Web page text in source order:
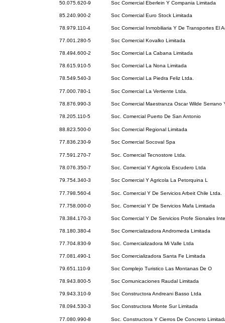
50.075.620-9 Soc Comercial Eberlein Y Compania Limitada
85.240.900-2 Soc Comercial Euro Stock Limitada
78.979.110-4 Soc Comercial Inmobiliaria Y De Transportes El
77.001.280-5 Soc Comercial Kovalko Limitada
78.494.600-2 Soc Comercial La Cabana Limitada
78.615.910-5 Soc Comercial La Nona Limitada
78.549.540-3 Soc Comercial La Piedra Feliz Ltda.
77.000.780-1 Soc Comercial La Vertiente Ltda.
78.876.990-3 Soc Comercial Maestranza Oscar Wilde Serrano
78.205.110-5 Soc. Comercial Puerto De San Antonio
88.823.500-0 Soc Comercial Regional Limitada
77.836.230-9 Soc Comercial Socoval Spa
77.591.270-7 Soc. Comercial Tecnostore Ltda.
78.076.350-7 Soc. Comercial Y Agricola Escudero Ltda
79.754.340-3 Soc Comercial Y Agricola La Petorquina L
77.798.560-4 Soc. Comercial Y De Servicios Arbeit Chile Ltda.
77.758.000-0 Soc. Comercial Y De Servicios Mafa Limitada
78.384.170-3 Soc Comercial Y De Servicios Profe Sionales
78.180.380-4 Soc Comercializadora Andromeda Limitada
77.704.830-9 Soc. Comercializadora Mi Valle Ltda
77.081.490-1 Soc Comercializadora Santa Fe Limitada
79.651.110-9 Soc Complejo Turistico Las Montanas De O
78.943.800-5 Soc Comunicaciones Raudal Limitada
79.943.310-9 Soc Constructora Andreani Basso Ltda
78.094.530-3 Soc Constructora Monte Sur Limitada
77.080.990-8 Soc. Constructora Y Cierros De Concreto